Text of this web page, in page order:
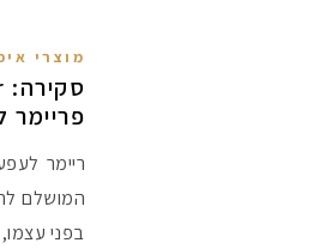
מוצרי
ריימר
המושלם
בפני